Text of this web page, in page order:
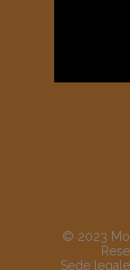
© 2023
Sede